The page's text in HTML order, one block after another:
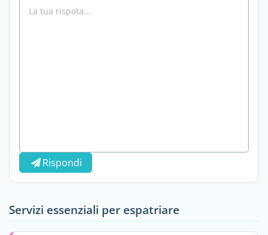
Rispondi
Servizi essenziali per espatriare